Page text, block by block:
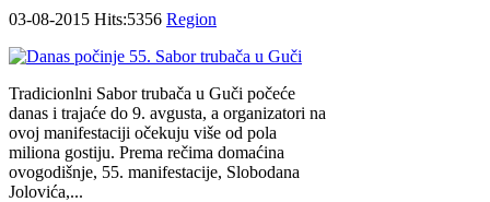
03-08-2015 Hits:5356 Region
Tradicionlni Sabor trubača u Guči počeće
danas i trajaće do 9. avgusta, a organizatori na
ovoj manifestaciji očekuju više od pola
miliona gostiju. Prema rečima domaćina
ovogodišnje, 55. manifestacije, Slobodana
Jolovića,...